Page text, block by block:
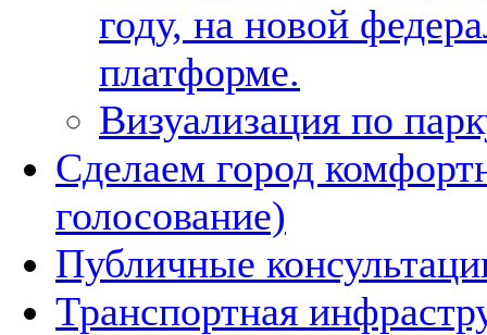
году, на новой
платформе.
Визуализация по
Сделаем город
голосование)
Публичные
Транспортная